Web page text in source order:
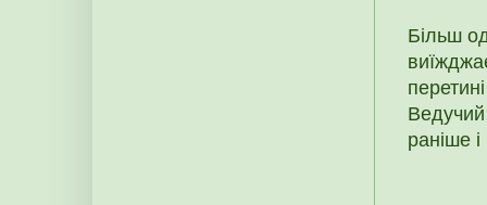
Більш
раніше